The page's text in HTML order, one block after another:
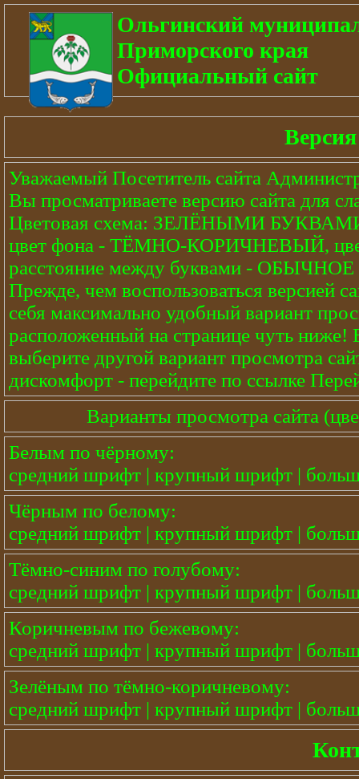
Ольгинский
Приморского края
Официальный сайт
Уважаемый Посетитель сайта
Вы просматриваете версию сайта для
Цветовая схема: ЗЕЛЁНЫМИ
цвет фона - ТЁМНО-КОРИЧНЕВЫЙ,
расстояние между буквами - ОБЫЧНОЕ
Прежде, чем воспользоваться версией
себя максимально удобный вариант
расположенный на странице чуть
выберите другой вариант просмотра
дискомфорт - перейдите по ссылке
Варианты просмотра сайта
Белым по чёрному:
средний шрифт | крупный шрифт |
Чёрным по белому:
средний шрифт | крупный шрифт |
Тёмно-синим по голубому:
средний шрифт | крупный шрифт |
Коричневым по бежевому:
средний шрифт | крупный шрифт |
Зелёным по тёмно-коричневому:
средний шрифт | крупный шрифт |